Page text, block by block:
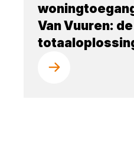
Van Vuuren: